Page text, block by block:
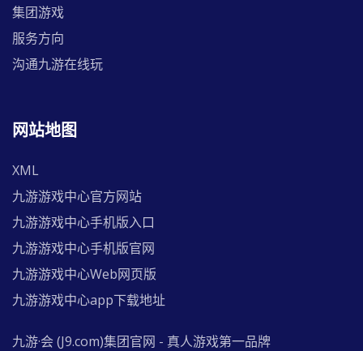
集团游戏
服务方向
沟通九游在线玩
网站地图
XML
九游游戏中心官方网站
九游游戏中心手机版入口
九游游戏中心手机版官网
九游游戏中心Web网页版
九游游戏中心app下载地址
九游·会 (J9.com)集团官网 - 真人游戏第一品牌